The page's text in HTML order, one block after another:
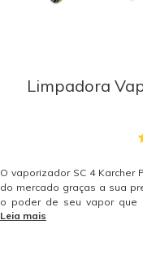
Limpadora
O vaporizador SC 4
do mercado graças a sua
o poder de seu vapor que
sujeiras mais impregnadas
Leia mais